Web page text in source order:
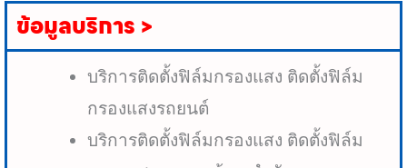
ข้อมูลบริการ >
บริการติดตั้งฟิล์มกรองแสง ติดตั้งฟิล์ม
กรองแสงรถยนต์
บริการติดตั้งฟิล์มกรองแสง ติดตั้งฟิล์ม